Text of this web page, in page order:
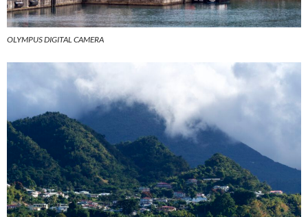
OLYMPUS DIGITAL CAMERA